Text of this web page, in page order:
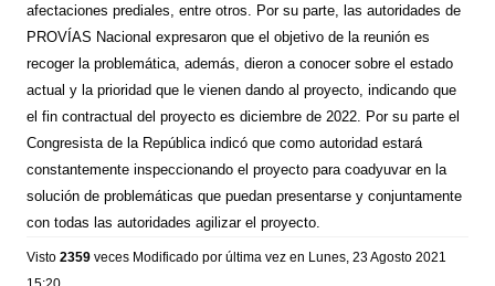
afectaciones prediales, entre otros. Por su parte, las autoridades de
PROVÍAS Nacional expresaron que el objetivo de la reunión es
recoger la problemática, además, dieron a conocer sobre el estado
actual y la prioridad que le vienen dando al proyecto, indicando que
el fin contractual del proyecto es diciembre de 2022. Por su parte el
Congresista de la República indicó que como autoridad estará
constantemente inspeccionando el proyecto para coadyuvar en la
solución de problemáticas que puedan presentarse y conjuntamente
con todas las autoridades agilizar el proyecto.
Visto2359 veces Modificado por última vez en Lunes, 23 Agosto 2021
15:20